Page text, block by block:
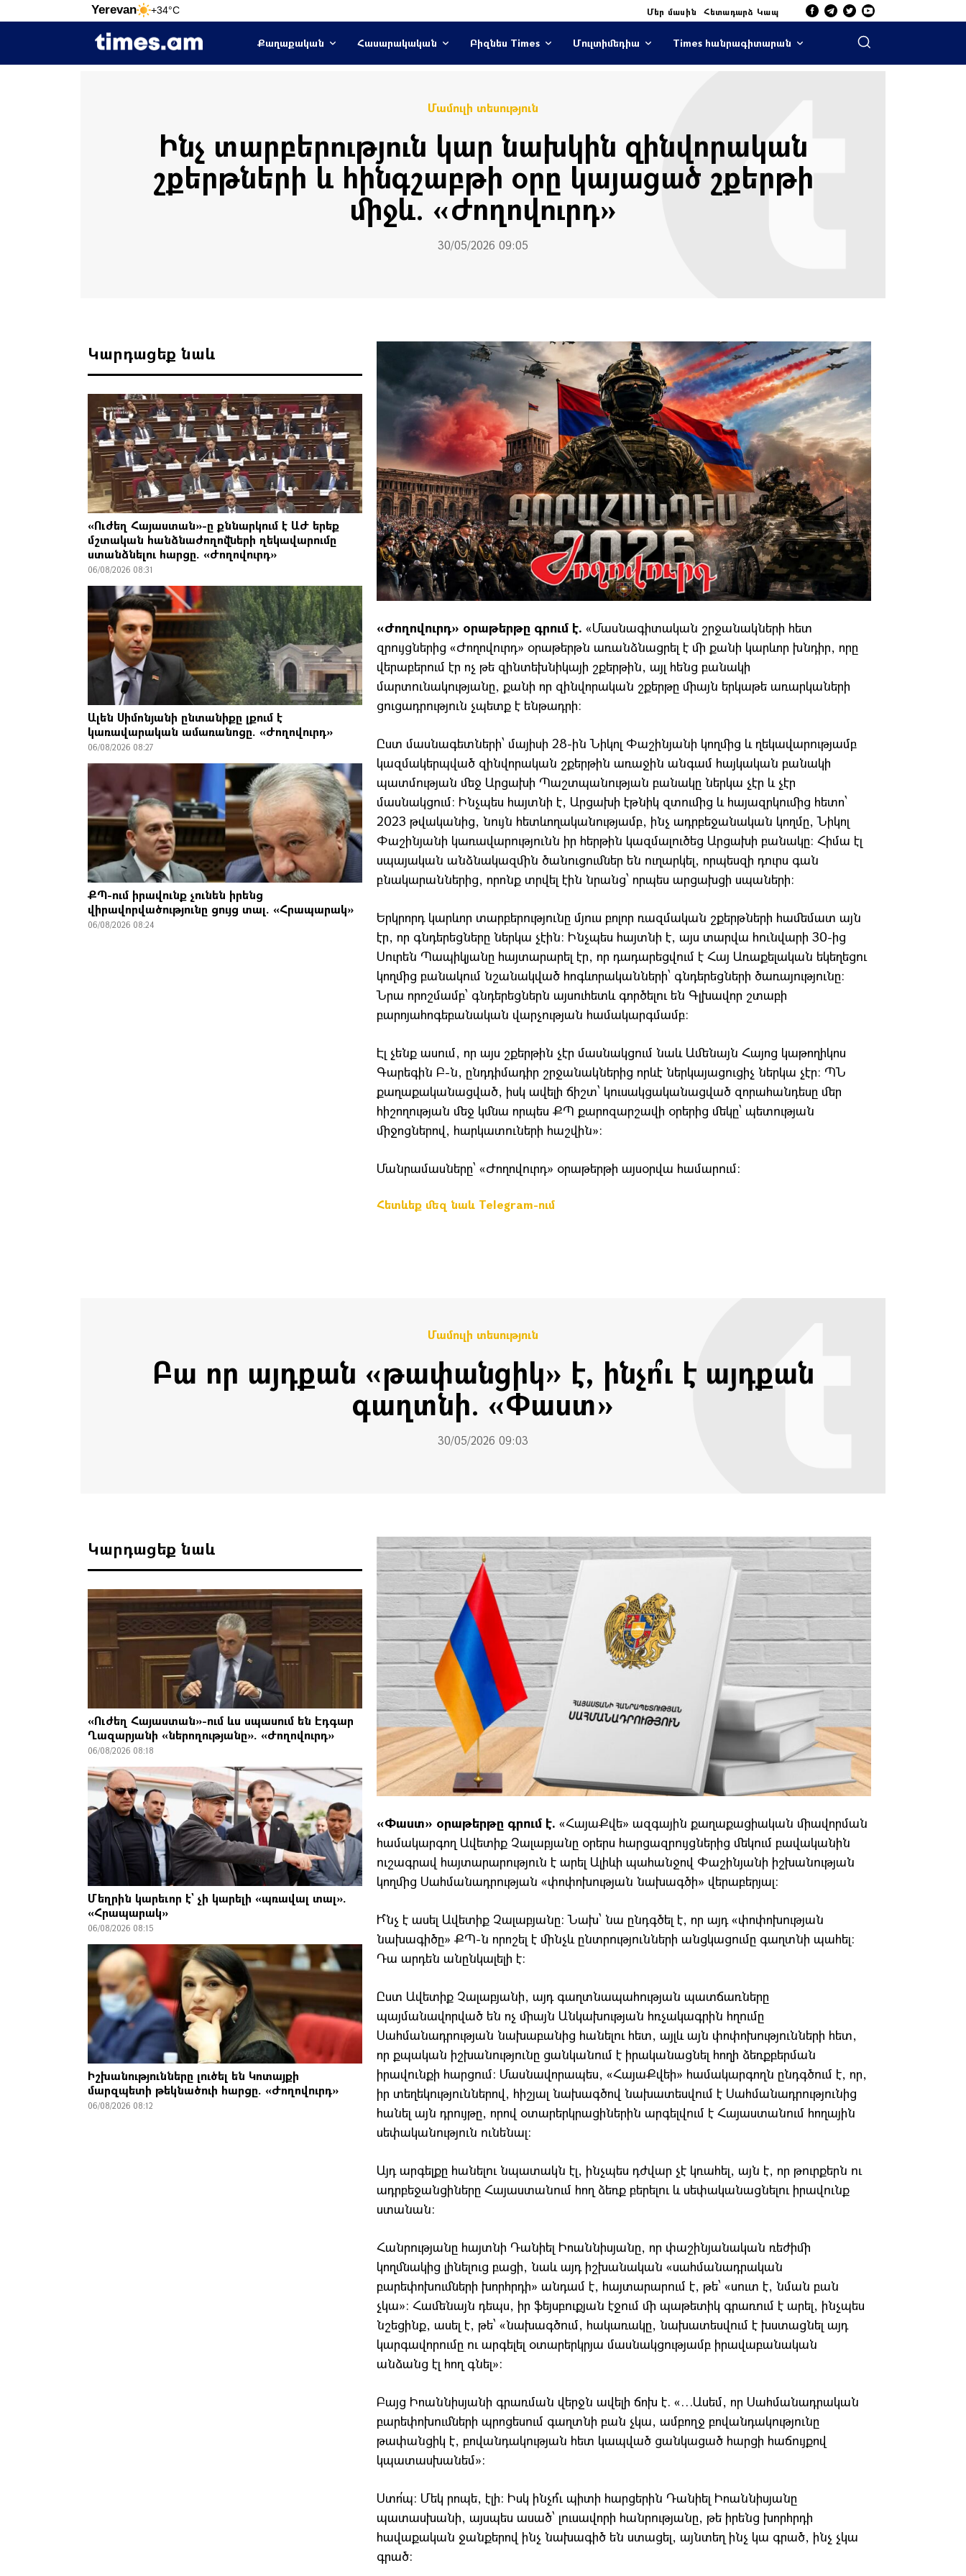
Yerevan +34°C Մեր մասին Հետադարձ Կապ
Քաղաքական Հասարակական Բիզնես Times Մուլտիմեդիա Times հանրագիտարան
Մամուլի տեսություն
Ինչ տարբերություն կար նախկին զինվորական
շքերթների և հինգշաբթի օրը կայացած շքերթի
միջև. «Ժողովուրդ»
30/05/2026 09:05
Կարդացեք նաև
«Ուժեղ Հայաստան»-ը քննարկում է ԱԺ երեք
մշտական հանձնաժողովների ղեկավարումը
ստանձնելու հարցը. «Ժողովուրդ»
06/08/2026 08:31
Ալեն Սիմոնյանի ընտանիքը լքում է
կառավարական ամառանոցը. «Ժողովուրդ»
06/08/2026 08:27
ՔՊ-ում իրավունք չունեն իրենց
վիրավորվածությունը ցույց տալ. «Հրապարակ»
06/08/2026 08:24
«Ժողովուրդ» օրաթերթը գրում է. «Մասնագիտական շրջանակների հետ
զրույցներից «Ժողովուրդ» օրաթերթն առանձնացրել է մի քանի կարևոր խնդիր, որը
վերաբերում էր ոչ թե զինտեխնիկայի շքերթին, այլ հենց բանակի
մարտունակությանը, քանի որ զինվորական շքերթը միայն երկաթե առարկաների
ցուցադրություն չպետք է ենթադրի։
Ըստ մասնագետների՝ մայիսի 28-ին Նիկոլ Փաշինյանի կողմից և ղեկավարությամբ
կազմակերպված զինվորական շքերթին առաջին անգամ հայկական բանակի
պատմության մեջ Արցախի Պաշտպանության բանակը ներկա չէր և չէր
մասնակցում։ Ինչպես հայտնի է, Արցախի էթնիկ զտումից և հայազրկումից հետո՝
2023 թվականից, նույն հետևողականությամբ, ինչ ադրբեջանական կողմը, Նիկոլ
Փաշինյանի կառավարությունն իր հերթին կազմալուծեց Արցախի բանակը։ Հիմա էլ
սպայական անձնակազմին ծանուցումներ են ուղարկել, որպեսզի դուրս գան
բնակարաններից, որոնք տրվել էին նրանց՝ որպես արցախցի սպաների։
Երկրորդ կարևոր տարբերությունը մյուս բոլոր ռազմական շքերթների համեմատ այն
էր, որ գնդերեցները ներկա չէին։ Ինչպես հայտնի է, այս տարվա հունվարի 30-ից
Սուրեն Պապիկյանը հայտարարել էր, որ դադարեցվում է Հայ Առաքելական եկեղեցու
կողմից բանակում նշանակված հոգևորականների՝ գնդերեցների ծառայությունը։
Նրա որոշմամբ՝ գնդերեցներն այսուհետև գործելու են Գլխավոր շտաբի
բարոյահոգեբանական վարչության համակարգմամբ։
Էլ չենք ասում, որ այս շքերթին չէր մասնակցում նաև Ամենայն Հայոց կաթողիկոս
Գարեգին Բ-ն, ընդդիմադիր շրջանակներից որևէ ներկայացուցիչ ներկա չէր։ ՊՆ
քաղաքականացված, իսկ ավելի ճիշտ՝ կուսակցականացված զորահանդեսը մեր
հիշողության մեջ կմնա որպես ՔՊ քարոզարշավի օրերից մեկը՝ պետության
միջոցներով, հարկատուների հաշվին»։
Մանրամասները՝ «Ժողովուրդ» օրաթերթի այսօրվա համարում:
Հետևեք մեզ նաև Telegram-ում
Մամուլի տեսություն
Բա որ այդքան «թափանցիկ» է, ինչո՞ւ է այդքան
գաղտնի. «Փաստ»
30/05/2026 09:03
Կարդացեք նաև
«Ուժեղ Հայաստան»-ում ևս սպասում են Էդգար
Ղազարյանի «ներողությանը». «Ժողովուրդ»
06/08/2026 08:18
Մեղրին կարեւոր է` չի կարելի «պռավալ տալ».
«Հրապարակ»
06/08/2026 08:15
Իշխանությունները լուծել են Կոտայքի
մարզպետի թեկնածուի հարցը. «Ժողովուրդ»
06/08/2026 08:12
«Փաստ» օրաթերթը գրում է. «ՀայաՔվե» ազգային քաղաքացիական միավորման
համակարգող Ավետիք Չալաբյանը օրերս հարցազրույցներից մեկում բավականին
ուշագրավ հայտարարություն է արել Ալիևի պահանջով Փաշինյանի իշխանության
կողմից Սահմանադրության «փոփոխության նախագծի» վերաբերյալ:
Ի՞նչ է ասել Ավետիք Չալաբյանը: Նախ՝ նա ընդգծել է, որ այդ «փոփոխության
նախագիծը» ՔՊ-ն որոշել է մինչև ընտրությունների անցկացումը գաղտնի պահել:
Դա արդեն անընկալելի է:
Ըստ Ավետիք Չալաբյանի, այդ գաղտնապահության պատճառները
պայմանավորված են ոչ միայն Անկախության հռչակագրին հղումը
Սահմանադրության նախաբանից հանելու հետ, այլև այն փոփոխությունների հետ,
որ քպական իշխանությունը ցանկանում է իրականացնել հողի ձեռքբերման
իրավունքի հարցում: Մասնավորապես, «ՀայաՔվեի» համակարգողն ընդգծում է, որ,
իր տեղեկություններով, հիշյալ նախագծով նախատեսվում է Սահմանադրությունից
հանել այն դրույթը, որով օտարերկրացիներին արգելվում է Հայաստանում հողային
սեփականություն ունենալ:
Այդ արգելքը հանելու նպատակն էլ, ինչպես դժվար չէ կռահել, այն է, որ թուրքերն ու
ադրբեջանցիները Հայաստանում հող ձեռք բերելու և սեփականացնելու իրավունք
ստանան:
Հանրությանը հայտնի Դանիել Իոաննիսյանը, որ փաշինյանական ռեժիմի
կողմնակից լինելուց բացի, նաև այդ իշխանական «սահմանադրական
բարեփոխումների խորհրդի» անդամ է, հայտարարում է, թե՝ «սուտ է, նման բան
չկա»: Համենայն դեպս, իր ֆեյսբուքյան էջում մի պաթետիկ գրառում է արել, ինչպես
նշեցինք, ասել է, թե՝ «նախագծում, հակառակը, նախատեսվում է խստացնել այդ
կարգավորումը ու արգելել օտարերկրյա մասնակցությամբ իրավաբանական
անձանց էլ հող գնել»:
Բայց Իոաննիսյանի գրառման վերջն ավելի ճոխ է. «…Ասեմ, որ Սահմանադրական
բարեփոխումների պրոցեսում գաղտնի բան չկա, ամբողջ բովանդակությունը
թափանցիկ է, բովանդակության հետ կապված ցանկացած հարցի հաճույքով
կպատասխանեմ»:
Ստո՛պ: Մեկ րոպե, էլի: Իսկ ինչո՞ւ պիտի հարցերին Դանիել Իոաննիսյանը
պատասխանի, այսպես ասած՝ լուսավորի հանրությանը, թե իրենց խորհրդի
հավաքական ջանքերով ինչ նախագիծ են ստացել, այնտեղ ինչ կա գրած, ինչ չկա
գրած: